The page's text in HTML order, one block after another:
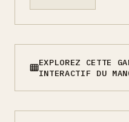
EXPLOREZ CETTE
INTERACTIF DU